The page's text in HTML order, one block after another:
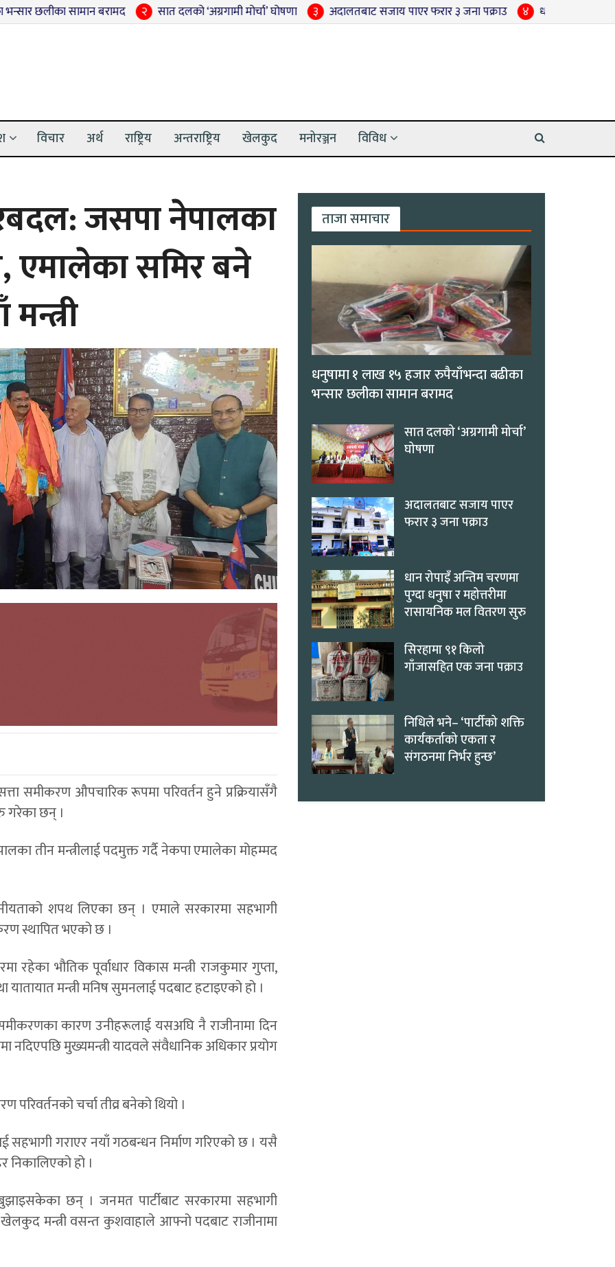
बरामद २ सात दलको ‘अग्रगामी मोर्चा’ घोषणा ३ अदालतबाट सजाय पाएर फरार ३ जना पक्राउ ४ धान रोपाइँ अन्तिम चरणमा पुग्दा
विचार अर्थ राष्ट्रिय अन्तराष्ट्रिय खेलकुद मनोरञ्जन विविध
जसपा नेपालका
एमालेका समिर बने
समीकरण औपचारिक रूपमा परिवर्तन हुने प्रक्रियासँगै
गरेका छन् ।
तीन मन्त्रीलाई पदमुक्त गर्दै नेकपा एमालेका मोहम्मद
शपथ लिएका छन् । एमाले सरकारमा सहभागी
स्थापित भएको छ ।
भौतिक पूर्वाधार विकास मन्त्री राजकुमार गुप्ता,
यातायात मन्त्री मनिष सुमनलाई पदबाट हटाइएको हो ।
कारण उनीहरूलाई यसअघि नै राजीनामा दिन
नदिएपछि मुख्यमन्त्री यादवले संवैधानिक अधिकार प्रयोग
चर्चा तीव्र बनेको थियो ।
गराएर नयाँ गठबन्धन निर्माण गरिएको छ । यसै
निकालिएको हो ।
छन् । जनमत पार्टीबाट सरकारमा सहभागी
मन्त्री वसन्त कुशवाहाले आफ्नो पदबाट राजीनामा
ताजा समाचार
धनुषामा १ लाख १५ हजार रुपैयाँभन्दा बढीका
भन्सार छलीका सामान बरामद
सात दलको ‘अग्रगामी मोर्चा’
घोषणा
अदालतबाट सजाय पाएर
फरार ३ जना पक्राउ
धान रोपाइँ अन्तिम चरणमा
पुग्दा धनुषा र महोत्तरीमा
रासायनिक मल वितरण सुरु
सिरहामा ९१ किलो
गाँजासहित एक जना पक्राउ
निधिले भने– ‘पार्टीको शक्ति
कार्यकर्ताको एकता र
संगठनमा निर्भर हुन्छ’